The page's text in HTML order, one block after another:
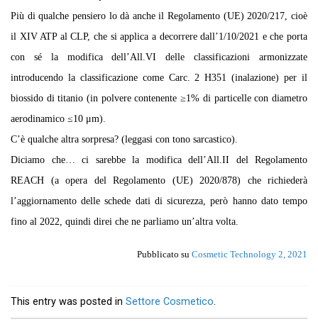
Più di qualche pensiero lo dà anche il Regolamento (UE) 2020/217, cioè
il XIV ATP al CLP, che si applica a decorrere dall’1/10/2021 e che porta
con sé la modifica dell’All.VI delle classificazioni armonizzate
introducendo la classificazione come Carc. 2 H351 (inalazione) per il
biossido di titanio (in polvere contenente ≥1% di particelle con diame­tro
aerodinamico ≤10 μm).
C’è qualche altra sorpresa? (leggasi con tono sarcastico).
Diciamo che… ci sarebbe la modifica dell’All.II del Regolamento
REACH (a opera del Regolamento (UE) 2020/878) che richiederà
l’aggiornamento delle schede dati di sicurezza, però hanno dato tempo
fino al 2022, quindi direi che ne parliamo un’altra volta.
Pubblicato su Cosmetic Technology 2, 2021
This entry was posted in Settore Cosmetico.